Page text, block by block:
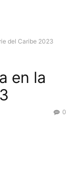
del Caribe 2023
en la
0